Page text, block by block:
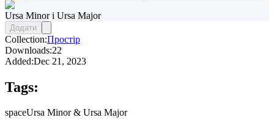
Ursa Minor і Ursa Major
Додати
Collection:Простір
Downloads:22
Added:Dec 21, 2023
Tags:
spaceUrsa Minor & Ursa Major